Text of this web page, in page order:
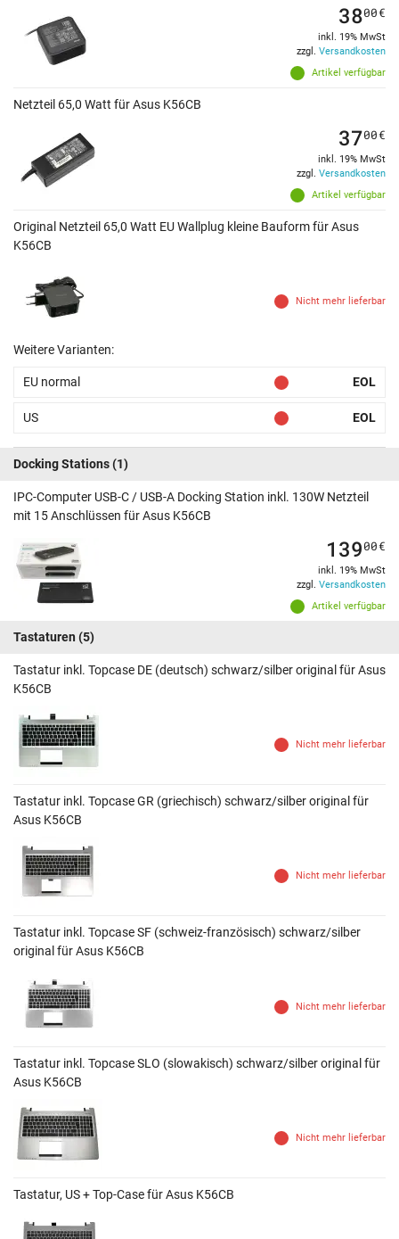
Artikel verfügbar
3800€
inkl. 19% MwSt
zzgl. Versandkosten
Netzteil 65,0 Watt für Asus K56CB
Artikel verfügbar
3700€
inkl. 19% MwSt
zzgl. Versandkosten
Original Netzteil 65,0 Watt EU Wallplug kleine Bauform für Asus
K56CB
Nicht mehr lieferbar
Weitere Varianten:
EU normal EOL
US EOL
Docking Stations(1)
IPC-Computer USB-C / USB-A Docking Station inkl. 130W Netzteil
mit 15 Anschlüssen für Asus K56CB
Artikel verfügbar
13900€
inkl. 19% MwSt
zzgl. Versandkosten
Tastaturen (5)
Tastatur inkl. Topcase DE (deutsch) schwarz/silber original für Asus
K56CB
Nicht mehr lieferbar
Tastatur inkl. Topcase GR (griechisch) schwarz/silber original für
Asus K56CB
Nicht mehr lieferbar
Tastatur inkl. Topcase SF (schweiz-französisch) schwarz/silber
original für Asus K56CB
Nicht mehr lieferbar
Tastatur inkl. Topcase SLO (slowakisch) schwarz/silber original für
Asus K56CB
Nicht mehr lieferbar
Tastatur, US + Top-Case für Asus K56CB